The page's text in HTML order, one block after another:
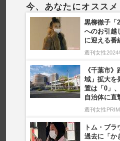
今、あなたにオススメ
黒柳徹子「
へのお引
に迎える番
週刊女性2024
《千葉市
域」拡大を
置は「0」
自治体に直
週刊女性
トム・ブラ
過去に「か